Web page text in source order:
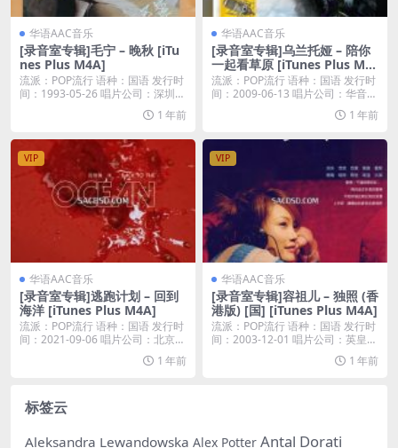
华语AAC音乐
[录音室专辑]毛宁 – 晚秋 [iTu
nes Plus M4A]
流派：POP流行 语种：国语 发行时
间：1993-05-26 唱片公司：深圳市
1 年前
华语AAC音乐
[录音室专辑]乌兰托娅 – 陪你
一起看草原 [iTunes Plus M4
A]
流派：POP流行 语种：国语 发行时
间：2009-06-13 唱片公司：华音鼎
1 年前
VIP
华语AAC音乐
[录音室专辑]逃跑计划 – 回到
海洋 [iTunes Plus M4A]
流派：POP流行 语种：国语 发行时
间：2021-09-06 唱片公司：北京东
1 年前
VIP
华语AAC音乐
[录音室专辑]容祖儿 – 独照 (香
港版) [国] [iTunes Plus M4A]
流派：POP流行 语种：国语 发行时
间：2003-12-01 唱片公司：英皇唱
1 年前
标签云
Aleksandra Lewandowska Alex Potter Antal Dorati